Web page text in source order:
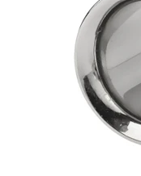
Nyheter
Köp 4, betala för 3